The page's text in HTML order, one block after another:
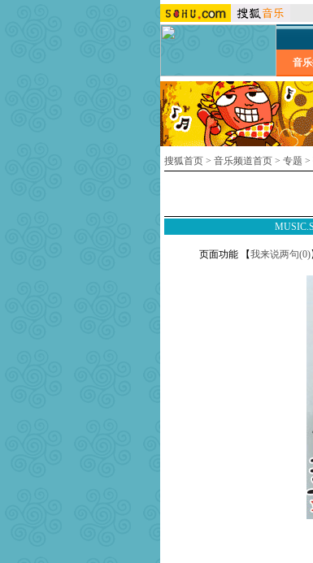
音乐
搜狐首页 > 音乐频道首页 > 专题 >
页面功能 【我来说两句(0)